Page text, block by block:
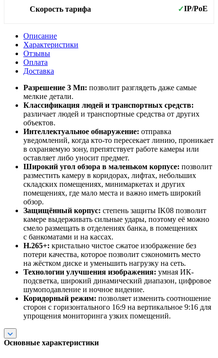
Скорость тарифа ✓IP/PoE
Описание
Характеристики
Отзывы
Оплата
Доставка
Разрешение 3 Мп: позволит разглядеть даже самые
мелкие детали.
Классификация людей и транспортных средств:
различает людей и транспортные средства от других
объектов.
Интеллектуальное обнаружение: отправка
уведомлений, когда кто-то пересекает линию, проникает
в охраняемую зону, препятствует работе камеры или
оставляет либо уносит предмет.
Широкий угол обзора в маленьком корпусе: позволит
разместить камеру в коридорах, лифтах, небольших
складских помещениях, минимаркетах и других
помещениях, где мало места и важно иметь широкий
обзор.
Защищённый корпус: степень защиты IK08 позволит
камере выдерживать сильные удары, поэтому её можно
смело размещать в отделениях банка, в помещениях
с банкоматами и на кассах.
H.265+: кристально чистое сжатое изображение без
потери качества, которое позволит сэкономить место
на жёстком диске и уменьшить нагрузку на сеть.
Технологии улучшения изображения: умная ИК-
подсветка, широкий динамический диапазон, цифровое
шумоподавление и ночное видение.
Коридорный режим: позволяет изменить соотношение
сторон с горизонтального 16:9 на вертикальное 9:16 для
упрощения мониторинга узких помещений.
Основные характеристики